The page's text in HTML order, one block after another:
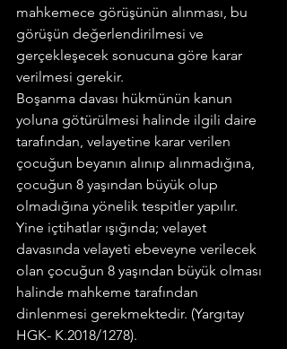
mahkemece görüşünün alınması, bu
görüşün değerlendirilmesi ve
gerçekleşecek sonucuna göre karar
verilmesi gerekir.
Boşanma davası hükmünün kanun
yoluna götürülmesi halinde ilgili daire
tarafından, velayetine karar verilen
çocuğun beyanın alınıp alınmadığına,
çocuğun 8 yaşından büyük olup
olmadığına yönelik tespitler yapılır.
Yine içtihatlar ışığında; velayet
davasında velayeti ebeveyne verilecek
olan çocuğun 8 yaşından büyük olması
halinde mahkeme tarafından
dinlenmesi gerekmektedir. (Yargıtay
HGK- K.2018/1278).